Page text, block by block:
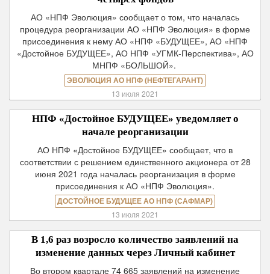
АО «НПФ Эволюция» сообщает о том, что началась
процедура реорганизации АО «НПФ Эволюция» в форме
присоединения к нему АО «НПФ «БУДУЩЕЕ», АО «НПФ
«Достойное БУДУЩЕЕ», АО НПФ «УГМК-Перспектива», АО
МНПФ «БОЛЬШОЙ».
ЭВОЛЮЦИЯ АО НПФ (НЕФТЕГАРАНТ)
13 июля 2021
НПФ «Достойное БУДУЩЕЕ» уведомляет о
начале реорганизации
АО НПФ «Достойное БУДУЩЕЕ» сообщает, что в
соответствии с решением единственного акционера от 28
июня 2021 года началась реорганизация в форме
присоединения к АО «НПФ Эволюция».
ДОСТОЙНОЕ БУДУЩЕЕ АО НПФ (САФМАР)
13 июля 2021
В 1,6 раз возросло количество заявлений на
изменение данных через Личный кабинет
Во втором квартале 74 665 заявлений на изменение